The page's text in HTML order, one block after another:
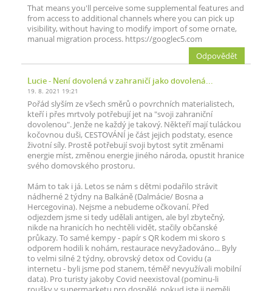
That means you'll perceive some supplemental features and
from access to additional channels where you can pick up
visibility, without having to modify import of some ornate,
manual migration process. https://googlec5.com
Odpovědět
Lucie- Není dovolená v zahraničí jako dovolená...
19. 8. 2021 19:21
Pořád slyším ze všech směrů o povrchních materialistech,
kteří i přes mrtvoly potřebují jet na "svoji zahraniční
dovolenou". Jenže ne každý je takový. Někteří mají tuláckou
kočovnou duši, CESTOVÁNÍ je část jejich podstaty, esence
životní síly. Prostě potřebují svoji bytost sytit změnami
energie míst, změnou energie jiného národa, opustit hranice
svého domovského prostoru.
Mám to tak i já. Letos se nám s dětmi podařilo strávit
nádherné 2 týdny na Balkáně (Dalmácie/ Bosna a
Hercegovina). Nejsme a nebudeme očkovaní. Před
odjezdem jsme si tedy udělali antigen, ale byl zbytečný,
nikde na hranicích ho nechtěli vidět, stačily občanské
průkazy. To samé kempy - papír s QR kodem mi skoro s
odporem hodili k nohám, restaurace nevyžadováno... Byly
to velmi silné 2 týdny, obrovský detox od Covidu (a
internetu - byli jsme pod stanem, téměř nevyužívali mobilní
data). Pro turisty jakoby Covid neexistoval (pominu-li